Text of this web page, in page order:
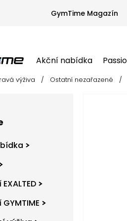
GymTime Magazín
Akční nabídka
Passion Oblečení
výživa / Ostatní nezařazené /